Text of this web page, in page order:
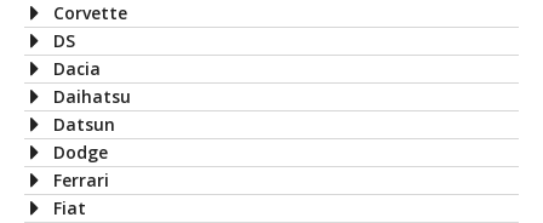
Corvette
DS
Dacia
Daihatsu
Datsun
Dodge
Ferrari
Fiat